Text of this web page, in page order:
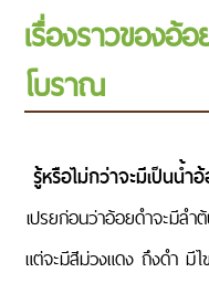
ARTICLE
CONTACT US
POLICY
เรื่องราวของอ้
โบราณ
รู้หรือไม่กว่าจะมีเป็นน้ำ
เปรยก่อนว่าอ้อยดำจะมีล
แต่จะมีสีม่วงแดง ถึงดำ มี